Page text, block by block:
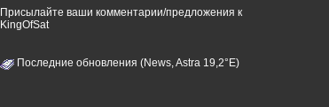
Присылайте ваши комментарии/предложения к
KingOfSat
Последние обновления (News, Astra 19,2°E)